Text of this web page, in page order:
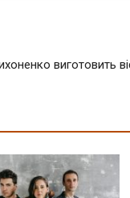
виготовить